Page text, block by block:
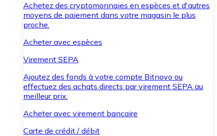
Achetez des cryptomonnaies en espèces et d'autres
moyens de paiement dans votre magasin le plus
proche.
Acheter avec espèces
Virement SEPA
Ajoutez des fonds à votre compte Bitnovo ou
effectuez des achats directs par virement SEPA au
meilleur prix.
Acheter avec virement bancaire
Carte de crédit / débit